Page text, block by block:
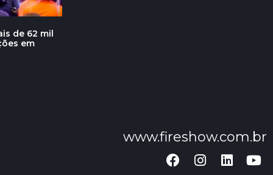
de 62 mil
em
www.fireshow.com.br